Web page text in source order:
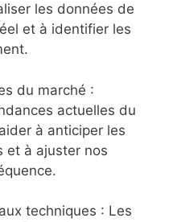
les données de
et à identifier les
du marché :
actuelles du
à anticiper les
et à ajuster nos
techniques : Les